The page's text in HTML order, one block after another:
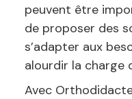
peuvent être
de proposer des
s’adapter aux
alourdir la charge
Avec